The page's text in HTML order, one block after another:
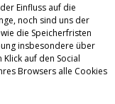
Einfluss auf die
noch sind uns der
die Speicherfristen
insbesondere über
auf den Social
Browsers alle Cookies